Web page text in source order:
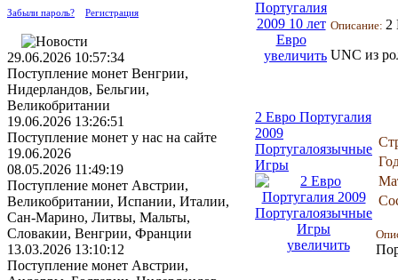
Забыли пароль? Регистрация
29.06.2026 10:57:34
Поступление монет Венгрии,
Нидерландов, Бельгии,
Великобритании
19.06.2026 13:26:51
Поступление монет у нас на сайте
19.06.2026
08.05.2026 11:49:19
Поступление монет Австрии,
Великобритании, Испании, Италии,
Сан-Марино, Литвы, Мальты,
Словакии, Венгрии, Франции
13.03.2026 13:10:12
Поступление монет Австрии,
увеличить
Описание: 2
UNC из
2 Евро Португалия
2009
Португалоязычные
Игры
увеличить